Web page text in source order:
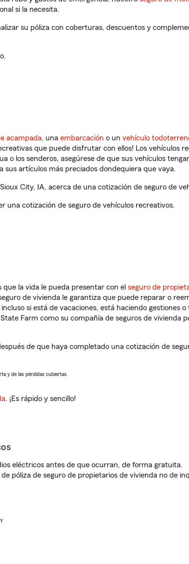
si la necesita.
su póliza con coberturas, descuentos y
acampada, una embarcación o un vehículo
que puede disfrutar con ellos! Los vehículos
o los senderos, asegúrese de que sus vehículos
artículos más preciados dondequiera que vaya.
City, IA, acerca de una cotización de seguro de
una cotización de seguro de vehículos recreativos.
la vida le pueda presentar con el seguro de
de vivienda le garantiza que puede reparar o
si está de vacaciones, está haciendo gestiones
Farm como su compañía de seguros de vivienda
de que haya completado una cotización de
y de las pérdidas cubiertas.
. ¡Es rápido y sencillo!
eléctricos antes de que ocurran, de forma gratuita.
póliza de seguro de propietarios de vivienda no de